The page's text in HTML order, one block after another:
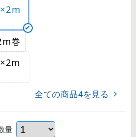
巻
全ての商品4を見る
量